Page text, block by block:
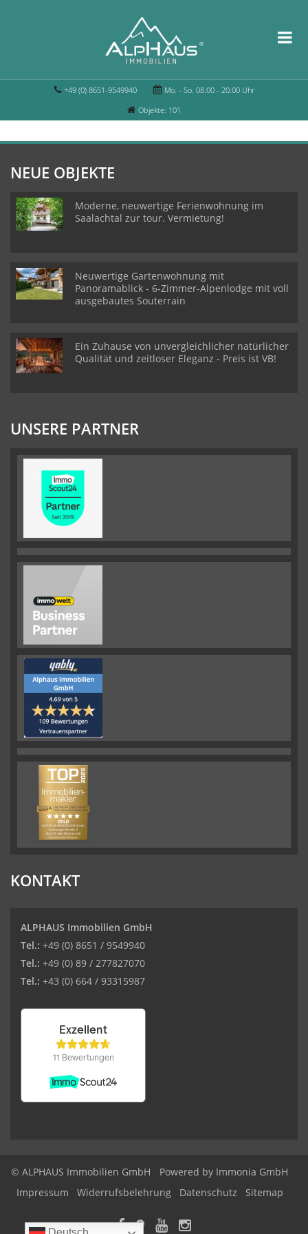
+49 (0) 8651-9549940
Mo. - So. 08.00 - 20.00 Uhr
Objekte: 101
NEUE OBJEKTE
Moderne, neuwertige Ferienwohnung im
Saalachtal zur tour. Vermietung!
Neuwertige Gartenwohnung mit
Panoramablick - 6-Zimmer-Alpenlodge mit voll
ausgebautes Souterrain
Ein Zuhause von unvergleichlicher natürlicher
Qualität und zeitloser Eleganz - Preis ist VB!
UNSERE PARTNER
KONTAKT
ALPHAUS Immobilien GmbH
Tel.: +49 (0) 8651 / 9549940
Tel.: +49 (0) 89 / 277827070
Tel.: +43 (0) 664 / 93315987
© ALPHAUS Immobilien GmbH
Powered by Immonia GmbH
Impressum
Widerrufsbelehrung Datenschutz Sitemap